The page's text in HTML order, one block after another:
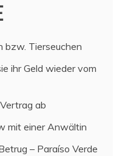
bzw. Tierseuchen
ihr Geld wieder vom
ab
mit einer Anwältin
– Paraíso Verde